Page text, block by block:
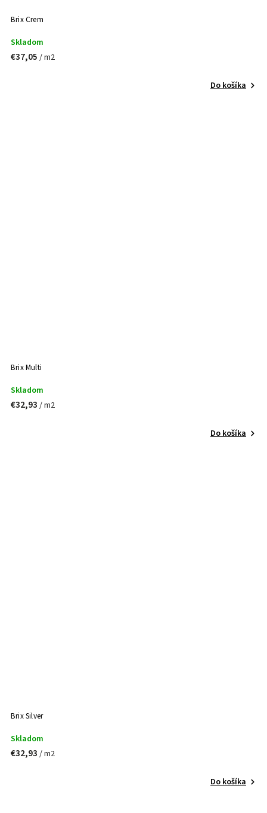
Brix Crem
Skladom
€37,05 / m2
Do košíka
Brix Multi
Skladom
€32,93 / m2
Do košíka
Brix Silver
Skladom
€32,93 / m2
Do košíka